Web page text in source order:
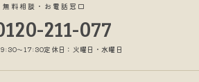
無料相談・お電話窓口
211-077
9:30〜17:30定休日：火曜日・水曜日